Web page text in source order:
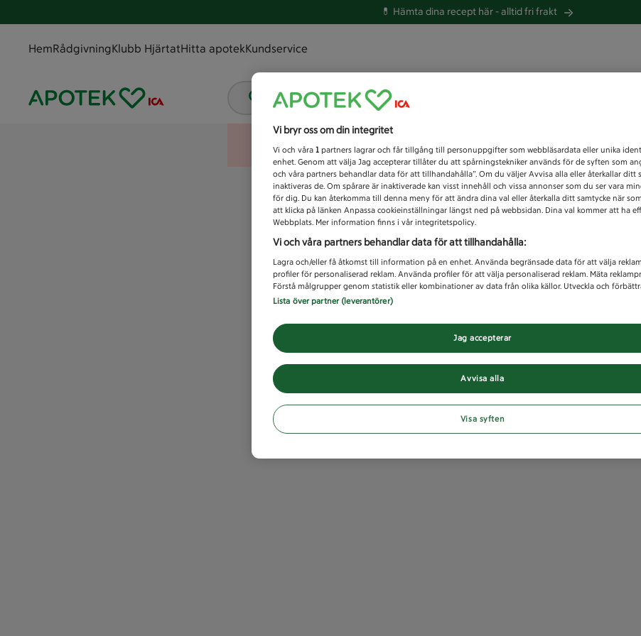
💊 Hämta dina recept här -alltid fri frakt
HemRådgivningKlubb HjärtatHitta apotekKundservice
Vad letar du efter idag?
Unknown error
Vi bryr oss om din integritet
Vi och våra 1 partners lagrar och får tillgång till personuppgifter som webbläsardata eller unika
enhet. Genom att välja Jag accepterar tillåter du att spårningstekniker används för de syften som
och våra partners behandlar data för att tillhandahålla”. Om du väljer Avvisa alla eller återkallar ditt
inaktiveras de. Om spårare är inaktiverade kan visst innehåll och vissa annonser som du ser vara
för dig. Du kan återkomma till denna meny för att ändra dina val eller återkalla ditt samtycke när
att klicka på länken Anpassa cookieinställningar längst ned på webbsidan. Dina val kommer att ha
Webbplats. Mer information finns i vår integritetspolicy.
Vi och våra partners behandlar data för att tillhandahålla:
Lagra och/eller få åtkomst till information på en enhet. Använda begränsade data för att välja
profiler för personaliserad reklam. Använda profiler för att välja personaliserad reklam. Mäta
Förstå målgrupper genom statistik eller kombinationer av data från olika källor. Utveckla och
Lista över partner (leverantörer)
Avvisa alla
Jag accepterar
Visa syften